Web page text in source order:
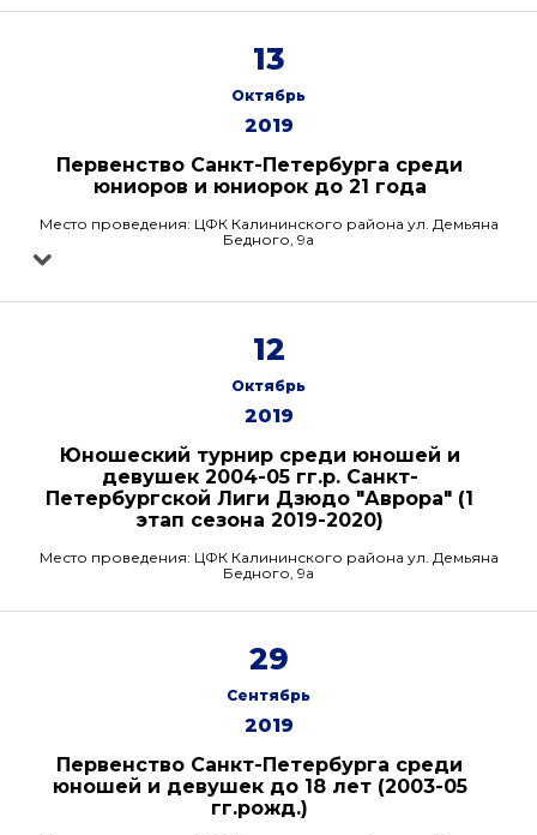
13
Октябрь
2019
Первенство Санкт-Петербурга среди
юниоров и юниорок до 21 года
Место проведения: ЦФК Калининского района ул. Демьяна
Бедного, 9а
12
Октябрь
2019
Юношеский турнир среди юношей и
девушек 2004-05 гг.р. Санкт-
Петербургской Лиги Дзюдо "Аврора" (1
этап сезона 2019-2020)
Место проведения: ЦФК Калининского района ул. Демьяна
Бедного, 9а
29
Сентябрь
2019
Первенство Санкт-Петербурга среди
юношей и девушек до 18 лет (2003-05
гг.рожд.)